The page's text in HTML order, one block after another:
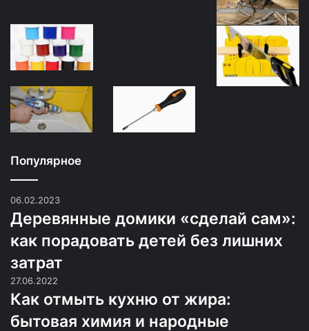
Популярное
06.02.2023
Деревянные домики «сделай сам»:
как порадовать детей без лишних
затрат
27.06.2022
Как отмыть кухню от жира:
бытовая химия и народные